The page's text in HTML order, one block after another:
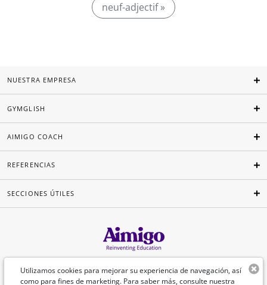
neuf-adjectif »
Utilizamos cookies para mejorar su experiencia de navegación, así
como para fines de marketing. Para saber más, consulte nuestra
NUESTRA EMPRESA
GYMGLISH
AIMIGO COACH
REFERENCIAS
SECCIONES ÚTILES
Español